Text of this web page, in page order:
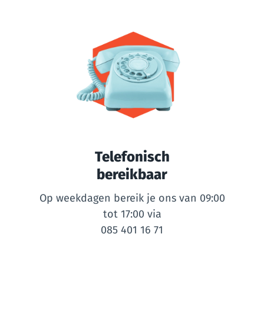
Telefonisch
bereikbaar
Op weekdagen bereik je ons van 09:00
tot 17:00 via
085 401 16 71